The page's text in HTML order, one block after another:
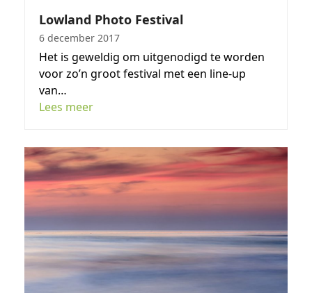
Lowland Photo Festival
6 december 2017
Het is geweldig om uitgenodigd te worden
voor zo’n groot festival met een line-up
van…
Lees meer